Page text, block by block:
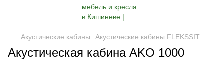
Акустические кабины Акустические кабины FLEKSSIT
Акустическая кабина AKO 1000